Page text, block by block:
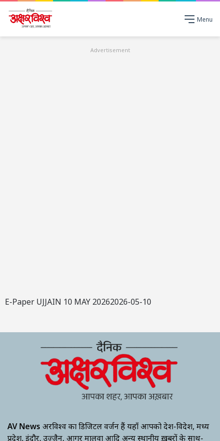
Menu
Advertisement
E-Paper UJJAIN 10 MAY 20262026-05-10
AV News अक्षरविश्व का डिजिटल वर्जन हैं यहाँ आपको देश-विदेश, मध्य
प्रदेश, इंदौर, उज्जैन, आगर मालवा आदि अन्य स्थानीय ख़बरों के साथ-